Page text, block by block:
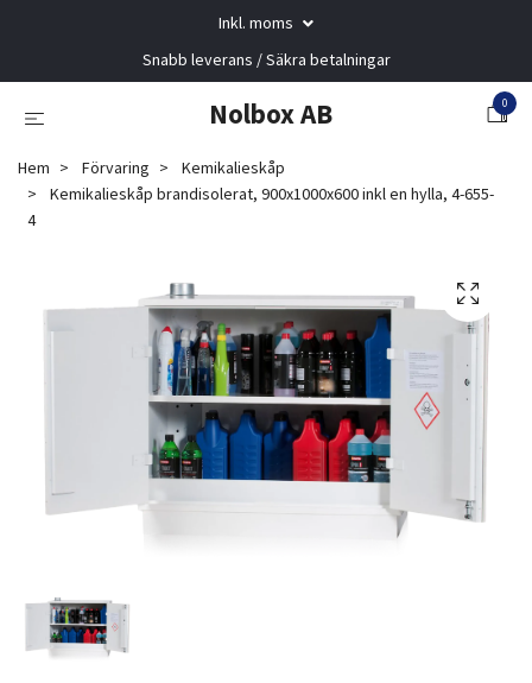
Inkl. moms
Snabb leverans / Säkra betalningar
Nolbox AB 0
Hem Förvaring
Kemikalieskåp
Kemikalieskåp brandisolerat, 900x1000x600 inkl en hylla, 4-655-
4